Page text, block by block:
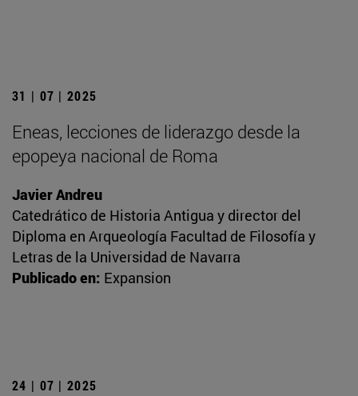
31 | 07 | 2025
Eneas, lecciones de liderazgo desde la
epopeya nacional de Roma
Javier Andreu
Catedrático de Historia Antigua y director del
Diploma en Arqueología Facultad de Filosofía y
Letras de la Universidad de Navarra
Publicado en: Expansion
24 | 07 | 2025